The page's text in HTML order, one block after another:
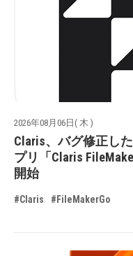
2026年08月06日( 木 )
Claris、バグ修正し
プリ「Claris
開始
#Claris #FileMakerGo